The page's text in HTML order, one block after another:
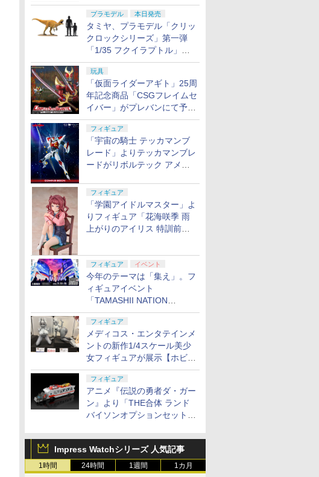
プラモデル 本日発売
タミヤ、プラモデル「クリッ
クロックシリーズ」第一弾
「1/35 フクイラプトル」本
日発売！
玩具
「仮面ライダーアギト」25周
年記念商品「CSGフレイムセ
イバー」がプレバンにて予約
開始
フィギュア
「宇宙の騎士 テッカマンブ
レード」よりテッカマンブレ
ードがリボルテック アメイ
定
フィギュア
「学園アイドルマスター」よ
りフィギュア「花海咲季 雨
上がりのアイリス 特訓前
フィギュア イベント
今年のテーマは「集え」。フ
ィギュアイベント
「TAMASHII NATION
2026」が11月13日より開催
決定
フィギュア
メディコス・エンタテインメ
ントの新作1/4スケール美少
女フィギュアが展示【ホビー
メーカー合同展示会】
フィギュア
アニメ『伝説の勇者ダ・ガー
ン』より「THE合体 ランド
バイソンオプションセット」
Impress Watchシリーズ 人気記事
1時間 24時間 1週間 1カ月